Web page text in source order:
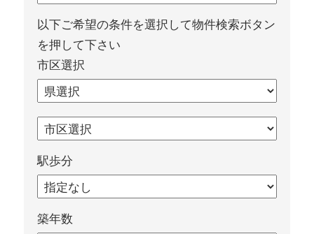
以下ご希望の条件を選択して物件検索ボタン
を押して下さい
市区選択
駅歩分
築年数